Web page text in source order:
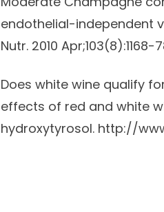
endothelial-independent
Nutr. 2010 Apr;103(8):1168-
Does white wine qualify
effects of red and white
hydroxytyrosol. http://